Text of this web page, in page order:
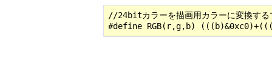
//24bitカラーを描画用カラーに変換する
#define RGB(r,g,b)